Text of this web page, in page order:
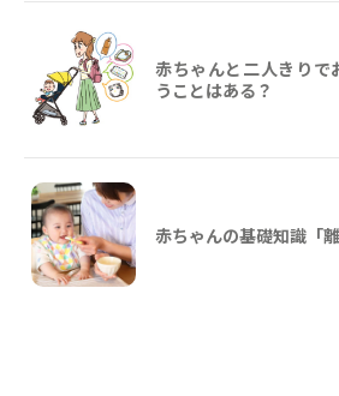
赤ちゃんと二人きりで
うことはある？
赤ちゃんの基礎知識「離